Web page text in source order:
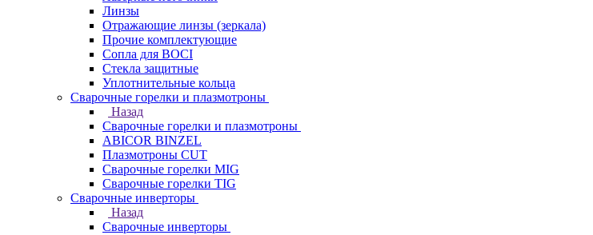
Линзы
Отражающие линзы (зеркала)
Прочие комплектующие
Сопла для BOCI
Стекла защитные
Уплотнительные кольца
Сварочные горелки и плазмотроны
Назад
Сварочные горелки и плазмотроны
ABICOR BINZEL
Плазмотроны CUT
Сварочные горелки MIG
Сварочные горелки TIG
Сварочные инверторы
Назад
Сварочные инверторы